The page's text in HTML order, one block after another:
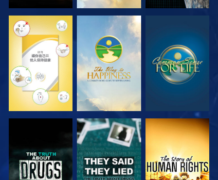
觀看 觀看 觀看
觀看 觀看